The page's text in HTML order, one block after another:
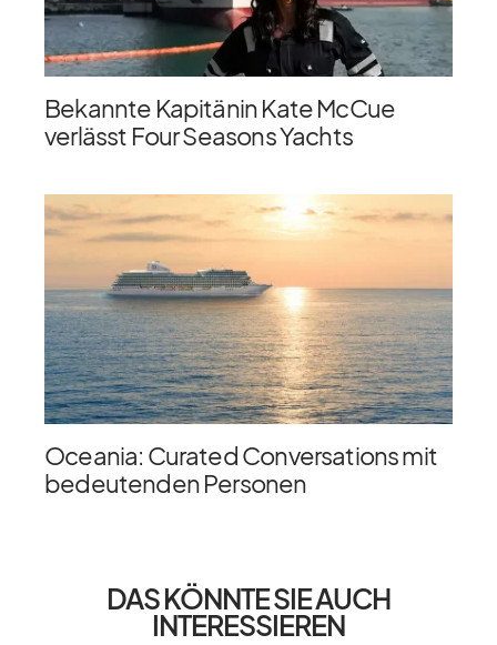
Bekannte Kapitänin Kate McCue
verlässt Four Seasons Yachts
Oceania: Curated Conversations mit
bedeutenden Personen
DAS KÖNNTE SIE AUCH
INTERESSIEREN